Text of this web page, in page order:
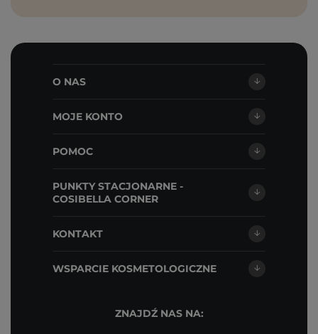
O NAS
MOJE KONTO
POMOC
PUNKTY STACJONARNE -
COSIBELLA CORNER
KONTAKT
WSPARCIE KOSMETOLOGICZNE
ZNAJDŹ NAS NA: